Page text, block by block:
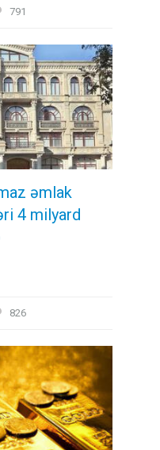
791
əmlak
4 milyard
826